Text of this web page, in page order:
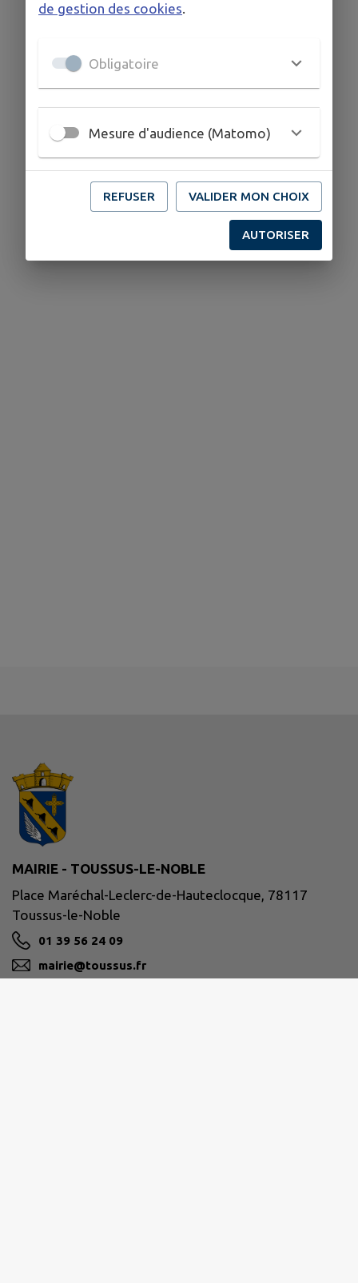
COORDONNÉES
MAIRIE - TOUSSUS-LE-NOBLE
Place Maréchal-Leclerc-de-Hauteclocque, 78117
Toussus-le-Noble
01 39 56 24 09
mairie@toussus.fr
de gestion des cookies.
Obligatoire
Mesure d'audience (Matomo)
REFUSER VALIDER MON CHOIX
AUTORISER